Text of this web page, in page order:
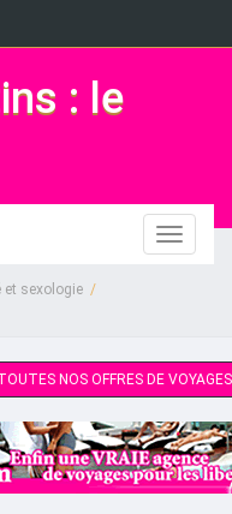
: le
et sexologie /
NOS OFFRES DE VOYAGES